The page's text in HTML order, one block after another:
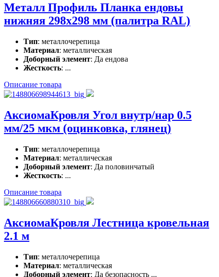
Металл Профиль Планка ендовы
нижняя 298x298 мм (палитра RAL)
Тип: металлочерепица
Материал: металлическая
Доборный элемент: Да ендова
Жесткость: ...
Описание товара
АксиомаКровля Угол внутр/нар 0.5
мм/25 мкм (оцинковка, глянец)
Тип: металлочерепица
Материал: металлическая
Доборный элемент: Да половинчатый
Жесткость: ...
Описание товара
АксиомаКровля Лестница кровельная
2.1 м
Тип: металлочерепица
Материал: металлическая
Доборный элемент: Да безопасность ...